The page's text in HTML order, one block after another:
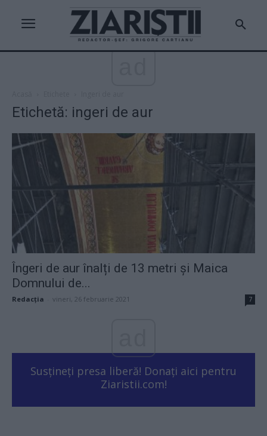
Etichetă: ingeri de aur
Îngeri de aur înalți de 13 metri și Maica
Domnului de...
Redacţia vineri, 26 februarie 2021 7
Susțineți presa liberă! Donați aici pentru
Ziaristii.com!